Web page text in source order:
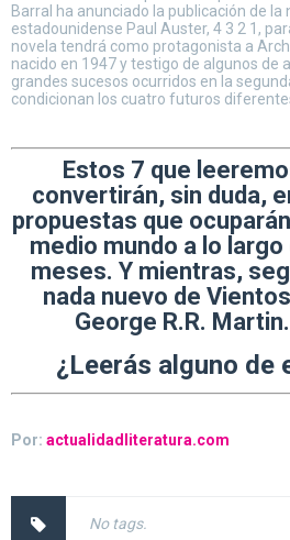
Barral ha anunciado la publicación de la
estadounidense Paul Auster, 4 3 2 1,
novela tendrá como protagonista a
nacido en 1947 y testigo de algunos de
grandes sucesos ocurridos en la
condicionan los cuatro futuros
Estos 7 que
convertirán, sin duda,
propuestas que
medio mundo a lo
meses. Y mientras,
nada nuevo de
George R.R.
¿Leerás alguno de
Por: actualidadliteratura.com
No tags.